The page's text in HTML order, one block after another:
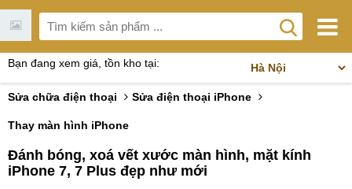
Bạn đang xem giá, tồn kho tại:
Sửa chữa điện thoại Sửa điện thoại iPhone
Thay màn hình iPhone
Đánh bóng, xoá vết xước màn hình, mặt kính
iPhone 7, 7 Plus đẹp như mới